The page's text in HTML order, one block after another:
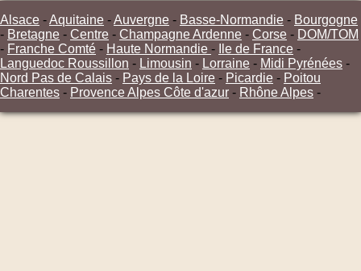
Alsace -Aquitaine -Auvergne - Basse-Normandie - Bourgogne
- Bretagne - Centre - Champagne Ardenne - Corse - DOM/TOM
- Franche Comté - Haute Normandie - Ile de France -
Languedoc Roussillon - Limousin - Lorraine - Midi Pyrénées -
Nord Pas de Calais - Pays de la Loire - Picardie - Poitou
Charentes - Provence Alpes Côte d'azur - Rhône Alpes -